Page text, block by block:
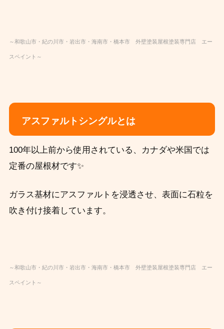
～和歌山市・紀の川市・岩出市・海南市・橋本市 外壁塗装屋根塗装専門店 エー
スペイント～
アスファルトシングルとは
100年以上前から使用されている、カナダや米国では
定番の屋根材です✨
ガラス基材にアスファルトを浸透させ、表面に石粒を
吹き付け接着しています。
～和歌山市・紀の川市・岩出市・海南市・橋本市 外壁塗装屋根塗装専門店 エー
スペイント～